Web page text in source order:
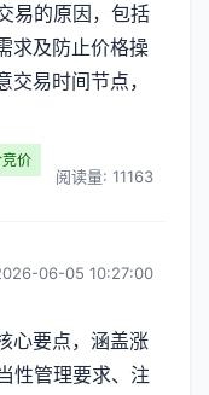
易的原因，包括
求及防止价格操
易时间节点，
价
阅读量: 11163
06-05 10:27:00
心要点，涵盖涨
性管理要求、注